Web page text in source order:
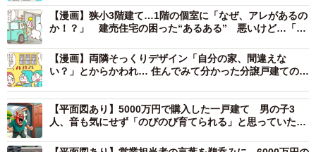
ームを購入することに。Aさんが昔からの夢だった「おうち
サロン」について話すと、「子どもが生まれても、自宅な
ら仕事を続けやすいだろうし、自分も出張が多くて家を空
けることが多いし、一室くらい専用で使ってくれても構わ
ないよ」と笑顔で賛成してくれました。
駅から徒歩10分以内のアクセスの良い物件が希望だったた
め、選択肢が多かったマンションを最終的に購入。築20
【漫画】狭小3階建て…1階の個室に「なぜ、アレがあるの
か！？」 建売住宅の困った“あるある” 悪いけど…「本
【漫画】両隣そっくりデザイン「自分の家、間違えな
い？」とからかわれ… 住んでみて分かった分譲戸建ての思
【平面図あり】5000万円で購入した一戸建て 男の子3
人、音も気にせず「のびのび育てられる」と思っていたの